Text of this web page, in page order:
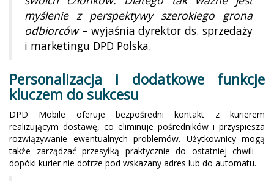
myślenie z perspektywy szerokiego grona
odbiorców– wyjaśnia dyrektor ds. sprzedaży
i marketingu DPD Polska.
Personalizacja i dodatkowe funkcje
kluczem do sukcesu
DPD Mobile oferuje bezpośredni kontakt z kurierem
realizującym dostawę, co eliminuje pośredników i przyspiesza
rozwiązywanie ewentualnych problemów. Użytkownicy mogą
także zarządzać przesyłką praktycznie do ostatniej chwili –
dopóki kurier nie dotrze pod wskazany adres lub do automatu.